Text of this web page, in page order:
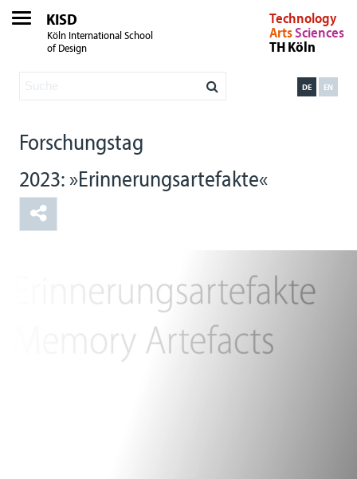
KISD
Köln International School
of Design
Technology
ArtsSciences
TH Köln
EN
DE
Forschungstag
2023: »Erinnerungsartefakte«